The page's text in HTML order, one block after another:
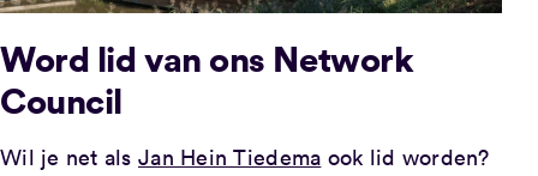
Word lid van ons Network
Council
Wil je net alsJan Hein Tiedema ook lid worden?